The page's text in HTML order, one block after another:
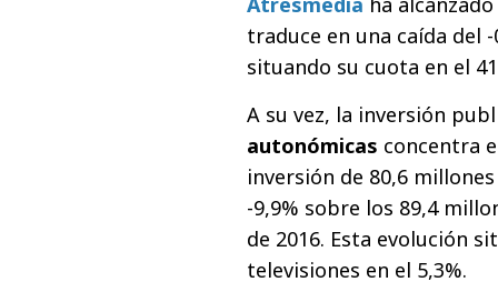
traduce en una caída del
situando su cuota en el
A su vez, la inversión
autonómicas concentra
inversión de 80,6
-9,9% sobre los 89,4
de 2016. Esta evolución
televisiones en el 5,3%.